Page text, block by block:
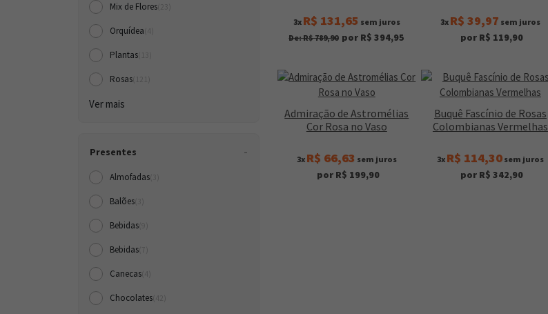
Mix de Flores
Orquídea
Plantas
Rosas
Ver mais
Presentes
Almofadas
Balões
Bebidas
Bebidas
Canecas
Chocolates
3x R$ 131,65 sem juros
De: R$ 789,90 por R$ 394,95
3x R$ 39,97 sem juros
por R$ 119,90
Admiração de Astromélias
Cor Rosa no Vaso
3x R$ 66,63 sem juros
por R$ 199,90
Buquê Fascínio de Rosas
Colombianas Vermelhas
3x R$ 114,30sem juros
por R$ 342,90